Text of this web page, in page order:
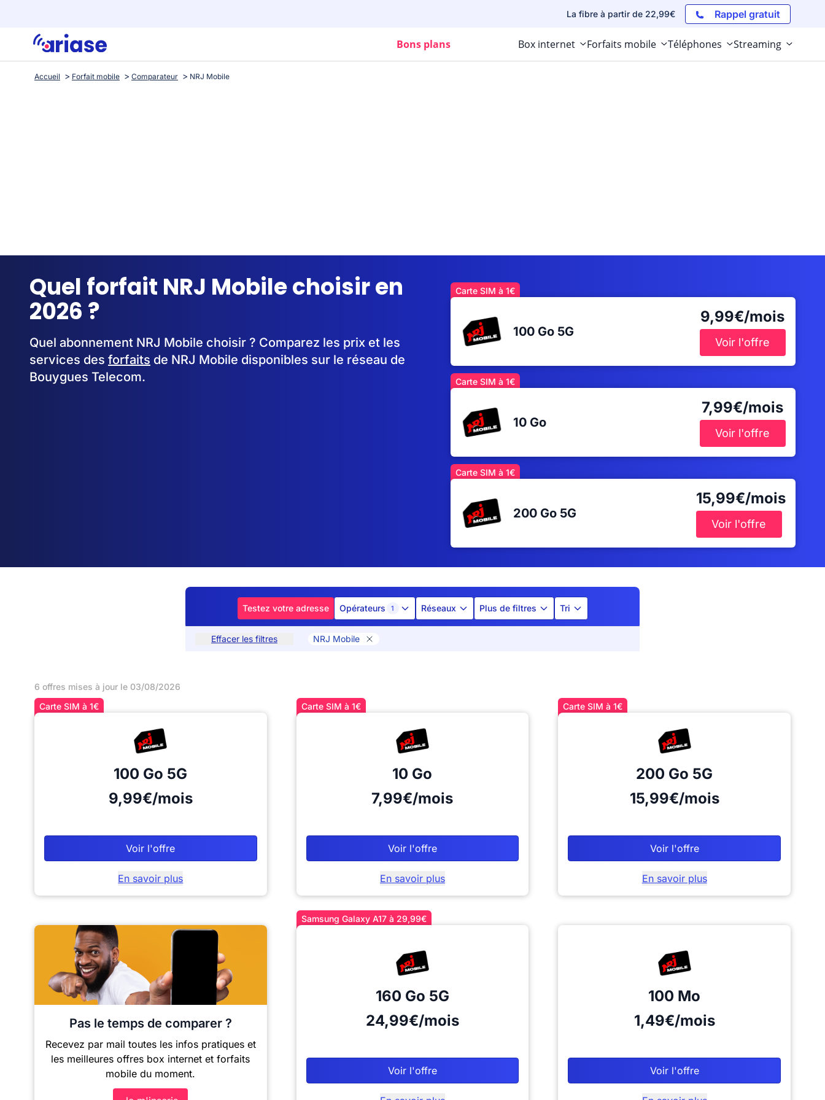
La fibre à partir de 22,99€ Rappel gratuit
Bons plans Box internet Forfaits mobile Téléphones Streaming
Accueil Forfait mobile Comparateur NRJ Mobile
Quel forfait NRJ Mobile choisir en
2026 ?
Quel abonnement NRJ Mobile choisir ? Comparez les prix et les
services des forfaits de NRJ Mobile disponibles sur le réseau de
Bouygues Telecom.
Carte SIM à 1€
100 Go 5G
9,99€/mois
Voir l'offre
Carte SIM à 1€
10 Go
7,99€/mois
Voir l'offre
Carte SIM à 1€
200 Go 5G
15,99€/mois
Voir l'offre
Testez votre adresse Opérateurs 1 Réseaux Plus de filtres Tri
Effacer les filtres NRJ Mobile
6 offres mises à jour le 03/08/2026
Carte SIM à 1€
100 Go 5G
9,99€/mois
Voir l'offre
En savoir plus
Carte SIM à 1€
10 Go
7,99€/mois
Voir l'offre
En savoir plus
Carte SIM à 1€
200 Go 5G
15,99€/mois
Voir l'offre
En savoir plus
Pas le temps de comparer ?
Recevez par mail toutes les infos pratiques et
les meilleures offres box internet et forfaits
mobile du moment.
Samsung Galaxy A17 à 29,99€
160 Go 5G
24,99€/mois
Voir l'offre
100 Mo
1,49€/mois
Voir l'offre